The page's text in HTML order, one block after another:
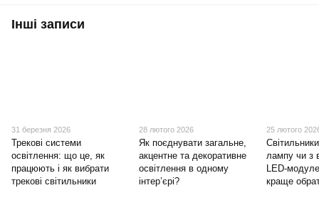
Інші записи
31 березня 2026
Трекові системи
освітлення: що це, як
працюють і як вибрати
трекові світильники
28 лютого 2026
Як поєднувати загальне,
акцентне та декоративне
освітлення в одному
інтер’єрі?
25 лютого
лампу чи з
LED-
краще